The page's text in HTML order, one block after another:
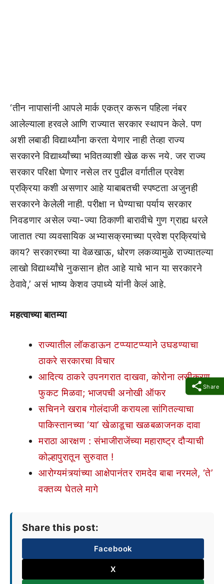
Share
‘तीन नापासांनी आपले मार्क एकत्र करून पहिला नंबर
आलेल्याला हरवले आणि राज्यात सरकार स्थापन केले. पण
अशी लबाडी विद्यार्थ्यांना करता येणार नाही तेव्हा राज्य
सरकारने विद्यार्थ्यांच्या भवितव्याशी खेळ करू नये. जर राज्य
सरकार परिक्षा घेणार नसेल तर पुढील वर्गातील प्रवेश
प्रक्रिया कशी असणार आहे याबाबतची स्पष्टता अजुनही
सरकारने केलेली नाही. परीक्षा न घेण्याचा पर्याय सरकार
निवडणार असेल ज्या-ज्या ठिकाणी बारावीचे गुण ग्राह्य धरले
जातात त्या व्यवसायिक अभ्यासक्रमाच्या प्रवेश प्रक्रियांचे
काय? सरकारच्या या वेळखाऊ, धोरण लकव्यामुळे राज्यातल्या
लाखो विद्यार्थ्यांचे नुकसान होत आहे याचे भान या सरकारने
ठेवावे,’ असं भाष्य केशव उपाध्ये यांनी केलं आहे.
महत्वाच्या बातम्या
राज्यातील लॉकडाऊन टप्प्याटप्प्याने उघडण्याचा
ठाकरे सरकारचा विचार
आदित्य ठाकरे उपनगरात दाखवा, कोरोना लसीकरण
फुकट मिळवा; भाजपची अनोखी ऑफर
सचिनने खराब गोलंदाजी करायला सांगितल्याचा
पाकिस्तानच्या ‘या’ खेळाडूचा खळबळाजनक दावा
मराठा आरक्षण : संभाजीराजेंच्या महाराष्ट्र दौऱ्याची
कोल्हापुरातून सुरुवात !
आरोग्यमंत्र्यांच्या आक्षेपानंतर रामदेव बाबा नरमले, ‘ते’
वक्तव्य घेतले मागे
Share this post:
Facebook
X